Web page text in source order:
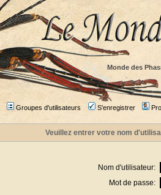
Monde des
Groupes d'utilisateurs S'enregistrer
Veuillez entrer votre nom
Nom d'utilisateur:
Mot de passe: